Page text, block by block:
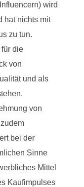
wird
hat nichts mit
zu tun.
die
von
und als
von
bei der
Sinne
Mittel
Kaufimpulses